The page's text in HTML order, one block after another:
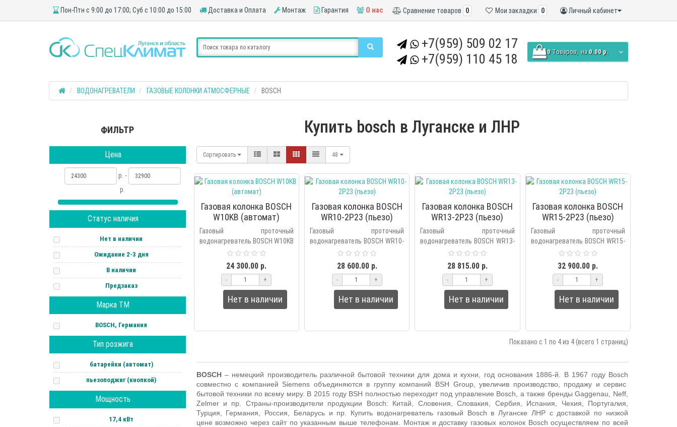
Пон-Птн с 9:00 до 17:00; Суб с 10:00 до 15:00 Доставка и Оплата Монтаж Гарантия О нас Личный кабинет
Мои закладки 0
Сравнение товаров 0
+7(959) 509 02 17
+7(959) 110 45 18
0 Tоваров, на 0.00 р.
ВОДОНАГРЕВАТЕЛИ ГАЗОВЫЕ КОЛОНКИ АТМОСФЕРНЫЕ BOSCH
ФИЛЬТР
Цена
р. -
р.
Статус наличия
Нет в наличии
Ожидание 2-3 дня
В наличии
Предзаказ
Марка ТМ
BOSCH, Германия
Тип розжига
батарейки (автомат)
пьезоподжиг (кнопкой)
Мощность
17,4 кВт
Купить bosch в Луганске и ЛНР
Сортировать 48
Газовая колонка BOSCH
W10KB (автомат)
Газовый проточный
водонагреватель BOSCH W10KB
имеет раздельную
регулировку по мощности и
объёму протока горячей воды.
Розжиг электрически..
24 300.00 р.
- +
Нет в наличии
Газовая колонка BOSCH
WR10-2P23 (пьезо)
Газовый проточный
водонагреватель BOSCH WR10-
2P23 оснащен горелкой из
нержавеющей стали с
модуляцией мощности, что
позволяет смешивать хо..
28 600.00 р.
- +
Нет в наличии
Газовая колонка BOSCH
WR13-2P23 (пьезо)
Газовый проточный
водонагреватель BOSCH WR13-
2P23 оснащен горелкой из
нержавеющей стали с
модуляцией мощности, что
позволяет смешивать хо..
28 815.00 р.
- +
Нет в наличии
Газовая колонка BOSCH
WR15-2P23 (пьезо)
Газовый проточный
водонагреватель BOSCH WR15-
2P23 оснащен горелкой из
нержавеющей стали с
модуляцией мощности, что
позволяет смешивать хо..
32 900.00 р.
- +
Нет в наличии
Показано с 1 по 4 из 4 (всего 1 страниц)
BOSCH– немецкий производитель различной бытовой техники для дома и кухни, год основания 1886-й. В 1967 году Bosch
совместно с компанией Siemens объединяются в группу компаний BSH Group, увеличив производство, продажу и сервис
бытовой техники по всему миру. В 2015 году BSH полностью переходит под управление Bosch , а также брендыGaggenau Neff
Zelmerи пр. Страны-производители продукции Bosch: Китай, Словения, Словакия, Сербия, Испания, Чехия, Португалия,
Турция, Германия, Россия, Беларусь и пр. Купить водонагреватель газовый Bosch в Луганске ЛНР с доставкой по низкой
цене возможно через сайт по указанным выше телефонам. Монтаж и доставку газовых колонок Bosch осуществляем по всей